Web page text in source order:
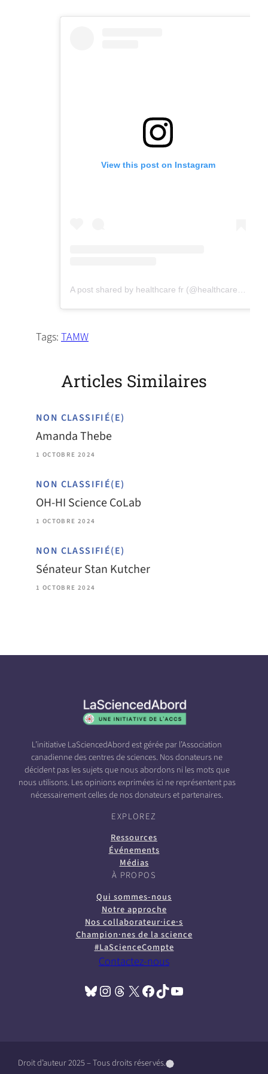
app)
new
View this post on Instagram
Tags:TAMW
Articles Similaires
NON CLASSIFIÉ(E)
Amanda Thebe
1 OCTOBRE 2024
NON CLASSIFIÉ(E)
OH-HI Science CoLab
1 OCTOBRE 2024
NON CLASSIFIÉ(E)
Sénateur Stan Kutcher
1 OCTOBRE 2024
L’initiative LaSciencedAbord est gérée par l’Association
canadienne des centres de sciences. Nos donateurs ne
décident pas les sujets que nous abordons ni les mots que
nous utilisons. Les opinions exprimées ici ne représentent pas
nécessairement celles de nos donateurs et partenaires.
EXPLOREZ
Ressources
Événements
Médias
À PROPOS
Qui sommes-nous
Notre approche
Nos collaborateur·ice·s
Champion·nes de la science
#LaScienceCompte
Contactez-nous
Bluesky(opens in a new tab) Instagram
(opens in a new tab) Threads(opens in a new tab) X(opens in a new tab) Facebook(opens in a new tab) TikTok(opens in a new tab) YouTube(opens in a new tab)
Droit d’auteur 2025 – Tous droits réservés.(((